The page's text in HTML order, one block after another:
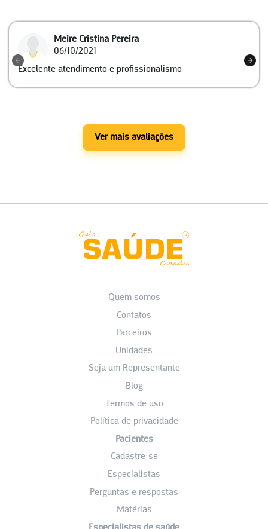
Meire Cristina Pereira
06/10/2021
Excelente atendimento e profissionalismo
Ver mais avaliações
Quem somos
Contatos
Parceiros
Unidades
Seja um Representante
Blog
Termos de uso
Política de privacidade
Pacientes
Cadastre-se
Especialistas
Perguntas e respostas
Matérias